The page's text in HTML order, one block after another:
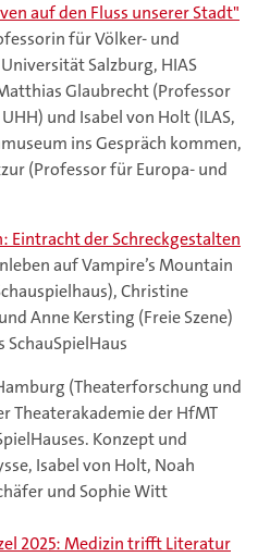
auf den Fluss unserer Stadt"
für Völker- und
Salzburg, HIAS
Glaubrecht (Professor
und Isabel von Holt (ILAS,
ins Gespräch kommen,
(Professor für Europa- und
Eintracht der Schreckgestalten
auf Vampire’s Mountain
Christine
Anne Kersting (Freie Szene)
(Theaterforschung und
Theaterakademie der HfMT
Konzept und
Isabel von Holt, Noah
und Sophie Witt
2025: Medizin trifft Literatur